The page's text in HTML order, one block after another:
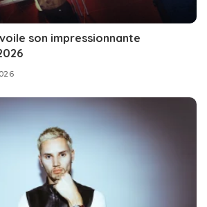
son impressionnante